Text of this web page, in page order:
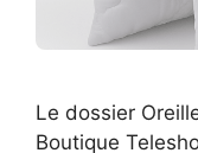
Le dossier
Boutique